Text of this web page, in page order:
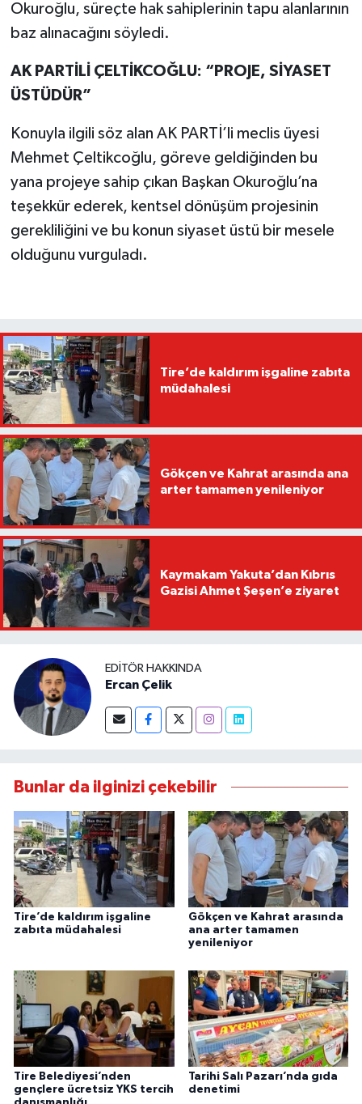
Okuroğlu, süreçte hak sahiplerinin tapu alanlarının
baz alınacağını söyledi.
AK PARTİLİ ÇELTİKCOĞLU: “PROJE, SİYASET
ÜSTÜDÜR”
Konuyla ilgili söz alan AK PARTİ’li meclis üyesi
Mehmet Çeltikcoğlu, göreve geldiğinden bu
yana projeye sahip çıkan Başkan Okuroğlu’na
teşekkür ederek, kentsel dönüşüm projesinin
gerekliliğini ve bu konun siyaset üstü bir mesele
olduğunu vurguladı.
Tire’de kaldırım işgaline zabıta
müdahalesi
Gökçen ve Kahrat arasında ana
arter tamamen yenileniyor
Kaymakam Yakuta’dan Kıbrıs
Gazisi Ahmet Şeşen’e ziyaret
EDITÖR HAKKINDA
Ercan Çelik
Bunlar da ilginizi çekebilir
Tire’de kaldırım işgaline
zabıta müdahalesi
Gökçen ve Kahrat arasında
ana arter tamamen
yenileniyor
Tire Belediyesi’nden
gençlere ücretsiz YKS tercih
Tarihi Salı Pazarı’nda gıda
denetimi